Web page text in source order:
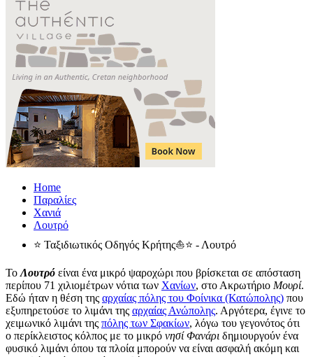
Home
Παραλίες
Χανιά
Λουτρό
⭐ Ταξιδιωτικός Οδηγός Κρήτης⛵⭐ - Λουτρό
Το Λουτρό είναι ένα μικρό ψαροχώρι που βρίσκεται σε απόσταση
περίπου 71 χιλιομέτρων νότια των Χανίων, στο Ακρωτήριο Μουρί.
Εδώ ήταν η θέση της αρχαίας πόλης του Φοίνικα (Κατώπολης) που
εξυπηρετούσε το λιμάνι της αρχαίας Ανώπολης. Αργότερα, έγινε το
χειμωνικό λιμάνι της πόλης των Σφακίων, λόγω του γεγονότος ότι
ο περίκλειστος κόλπος με το μικρό νησί Φανάρι δημιουργούν ένα
φυσικό λιμάνι όπου τα πλοία μπορούν να είναι ασφαλή ακόμη και